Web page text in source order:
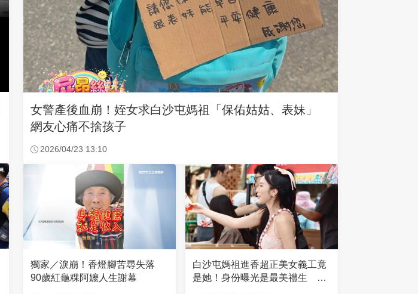
女警產後血崩！姪女求白沙屯媽祖「保佑姑姑、表妹」
網友心痛不捨孩子
2026/04/23 13:10
獨家／淚崩！香燈腳苦尋失落
90歲紅龜粿阿嬤人生謝幕
白沙屯媽祖進香超正美女義工竟
是她！身份曝光是最美禮生 一